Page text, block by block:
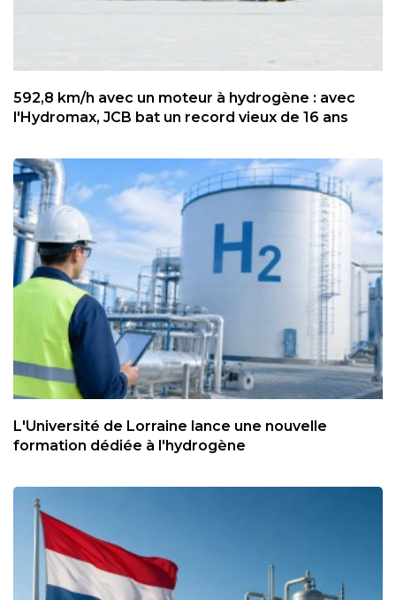
592,8 km/h avec un moteur à hydrogène : avec
l'Hydromax, JCB bat un record vieux de 16 ans
L'Université de Lorraine lance une nouvelle
formation dédiée à l'hydrogène